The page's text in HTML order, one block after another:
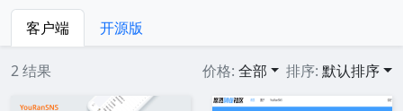
客户端 开源版
2 结果 价格: 全部 排序:默认排序